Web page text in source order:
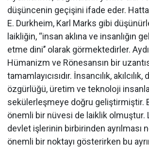
düşüncenin geçişini ifade eder.
E. Durkheim, Karl Marks gibi
laikliğin, ‘‘insan aklına ve insanlığın
etme dini’’ olarak görmektedirler.
Hümanizm ve Rönesansın bir
tamamlayıcısıdır. İnsancılık,
özgürlüğü, üretim ve teknoloji
sekülerleşmeye doğru geliştirmiştir.
önemli bir nüvesi de laiklik olmuştur.
devlet işlerinin birbirinden ayrılması
önemli bir noktayı gösterirken bu